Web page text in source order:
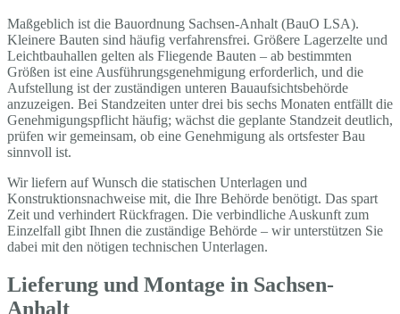
Maßgeblich ist die Bauordnung Sachsen-Anhalt (BauO LSA).
Kleinere Bauten sind häufig verfahrensfrei. Größere Lagerzelte und
Leichtbauhallen gelten als Fliegende Bauten – ab bestimmten
Größen ist eine Ausführungsgenehmigung erforderlich, und die
Aufstellung ist der zuständigen unteren Bauaufsichtsbehörde
anzuzeigen. Bei Standzeiten unter drei bis sechs Monaten entfällt die
Genehmigungspflicht häufig; wächst die geplante Standzeit deutlich,
prüfen wir gemeinsam, ob eine Genehmigung als ortsfester Bau
sinnvoll ist.
Wir liefern auf Wunsch die statischen Unterlagen und
Konstruktionsnachweise mit, die Ihre Behörde benötigt. Das spart
Zeit und verhindert Rückfragen. Die verbindliche Auskunft zum
Einzelfall gibt Ihnen die zuständige Behörde – wir unterstützen Sie
dabei mit den nötigen technischen Unterlagen.
Lieferung und Montage in Sachsen-
Anhalt